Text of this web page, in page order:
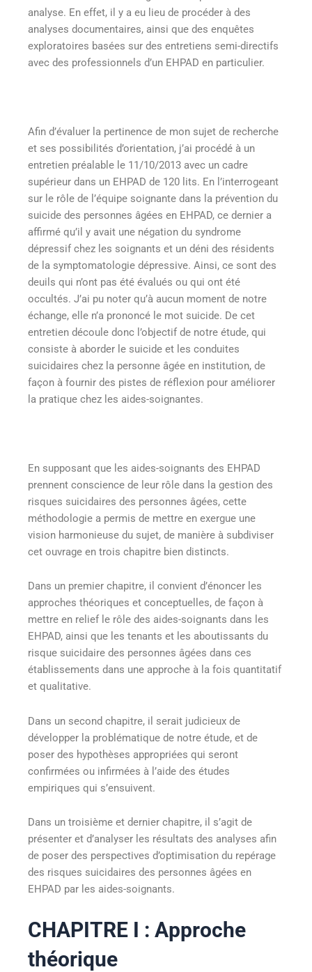
analyse. En effet, il y a eu lieu de procéder à des
analyses documentaires, ainsi que des enquêtes
exploratoires basées sur des entretiens semi-directifs
avec des professionnels d’un EHPAD en particulier.
Afin d’évaluer la pertinence de mon sujet de recherche
et ses possibilités d’orientation, j’ai procédé à un
entretien préalable le 11/10/2013 avec un cadre
supérieur dans un EHPAD de 120 lits. En l’interrogeant
sur le rôle de l’équipe soignante dans la prévention du
suicide des personnes âgées en EHPAD, ce dernier a
affirmé qu’il y avait une négation du syndrome
dépressif chez les soignants et un déni des résidents
de la symptomatologie dépressive. Ainsi, ce sont des
deuils qui n’ont pas été évalués ou qui ont été
occultés. J’ai pu noter qu’à aucun moment de notre
échange, elle n’a prononcé le mot suicide. De cet
entretien découle donc l’objectif de notre étude, qui
consiste à aborder le suicide et les conduites
suicidaires chez la personne âgée en institution, de
façon à fournir des pistes de réflexion pour améliorer
la pratique chez les aides-soignantes.
En supposant que les aides-soignants des EHPAD
prennent conscience de leur rôle dans la gestion des
risques suicidaires des personnes âgées, cette
méthodologie a permis de mettre en exergue une
vision harmonieuse du sujet, de manière à subdiviser
cet ouvrage en trois chapitre bien distincts.
Dans un premier chapitre, il convient d’énoncer les
approches théoriques et conceptuelles, de façon à
mettre en relief le rôle des aides-soignants dans les
EHPAD, ainsi que les tenants et les aboutissants du
risque suicidaire des personnes âgées dans ces
établissements dans une approche à la fois quantitatif
et qualitative.
Dans un second chapitre, il serait judicieux de
développer la problématique de notre étude, et de
poser des hypothèses appropriées qui seront
confirmées ou infirmées à l’aide des études
empiriques qui s’ensuivent.
Dans un troisième et dernier chapitre, il s’agit de
présenter et d’analyser les résultats des analyses afin
de poser des perspectives d’optimisation du repérage
des risques suicidaires des personnes âgées en
EHPAD par les aides-soignants.
CHAPITRE I : Approche
théorique